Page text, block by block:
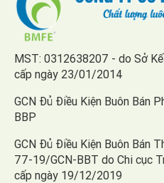
MST: 0312638207 - do Sở
cấp ngày 23/01/2014
GCN Đủ Điều Kiện Buôn Bán
BBP
GCN Đủ Điều Kiện Buôn Bán
77-19/GCN-BBT do Chi cục
cấp ngày 19/12/2019